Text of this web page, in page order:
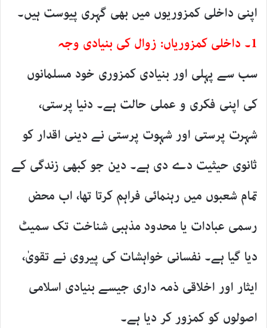
اپنی داخلی کمزوریوں میں بھی گہری پیوست ہیں۔
1۔ داخلی کمزوریاں: زوال کی بنیادی وجہ
سب سے پہلی اور بنیادی کمزوری خود مسلمانوں
کی اپنی فکری و عملی حالت ہے۔ دنیا پرستی،
شہرت پرستی اور شہوت پرستی نے دینی اقدار کو
ثانوی حیثیت دے دی ہے۔ دین جو کبھی زندگی کے
تمام شعبوں میں رہنمائی فراہم کرتا تھا، اب محض
رسمی عبادات یا محدود مذہبی شناخت تک سمیٹ
دیا گیا ہے۔ نفسانی خواہشات کی پیروی نے تقویٰ،
ایثار اور اخلاقی ذمہ داری جیسے بنیادی اسلامی
اصولوں کو کمزور کر دیا ہے۔